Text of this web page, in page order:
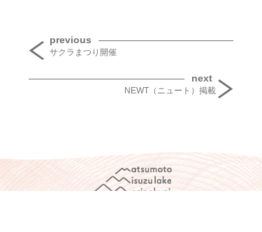
投稿ナビゲーション
previous
サクラまつり開催
NEWT（ニュート）掲載
next